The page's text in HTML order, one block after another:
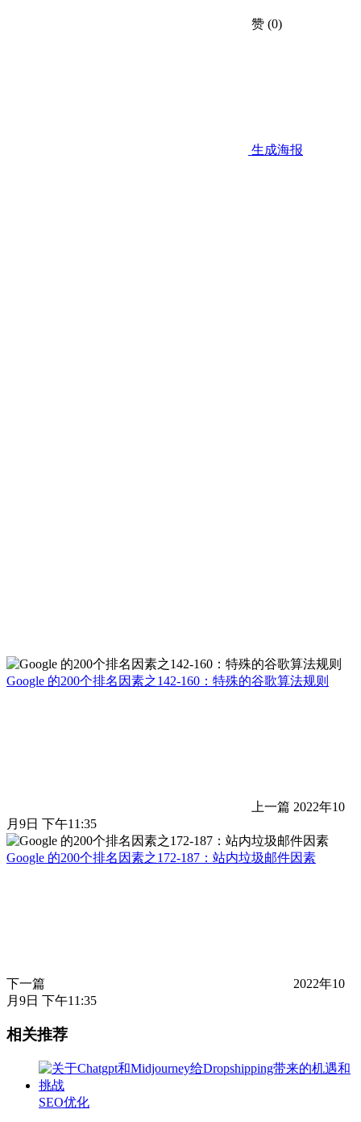
赞 (0)
生成海报
Google 的200个排名因素之142-160：特殊的谷歌算法规则
上一篇 2022年10
月9日 下午11:35
Google 的200个排名因素之172-187：站内垃圾邮件因素
下一篇
2022年10
月9日 下午11:35
相关推荐
SEO优化